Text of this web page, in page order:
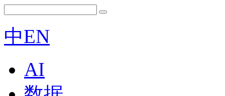
中EN
AI